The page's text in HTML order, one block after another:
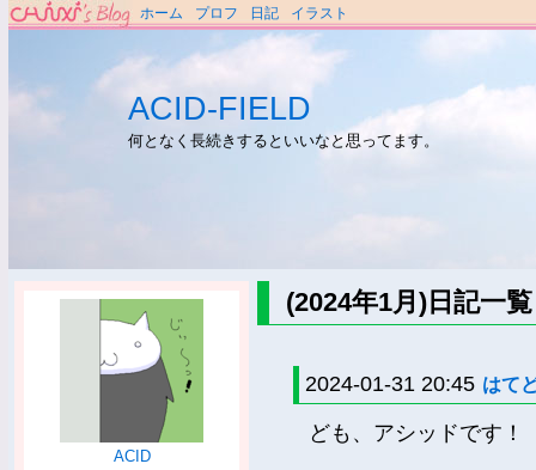
ホーム プロフ 日記 イラスト
ACID-FIELD
何となく長続きするといいなと思ってます。
ACID
(2024年1月)日記一覧
2024-01-31 20:45 はて
ども、アシッドです！